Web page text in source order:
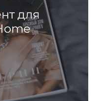
для